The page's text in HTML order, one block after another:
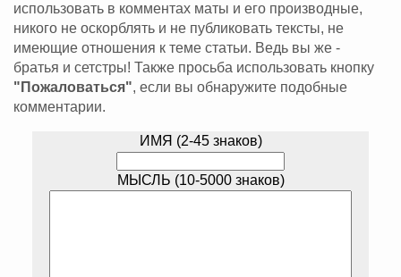
использовать в комментах маты и его производные,
никого не оскорблять и не публиковать тексты, не
имеющие отношения к теме статьи. Ведь вы же -
братья и сетстры! Также просьба использовать кнопку
"Пожаловаться", если вы обнаружите подобные
комментарии.
ИМЯ (2-45 знаков)
МЫСЛЬ (10-5000 знаков)